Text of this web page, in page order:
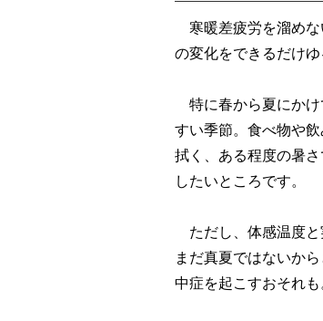
寒暖差疲労を溜めな
の変化をできるだけゆ
特に春から夏にかけ
すい季節。食べ物や
拭く、ある程度の暑
したいところです。
ただし、体感温度と
まだ真夏ではないか
中症を起こすおそれも